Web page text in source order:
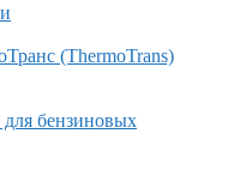
(ThermoTrans)
бензиновых